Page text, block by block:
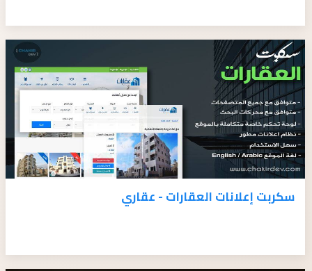
سكربت إعلانات العقارات - عقاري